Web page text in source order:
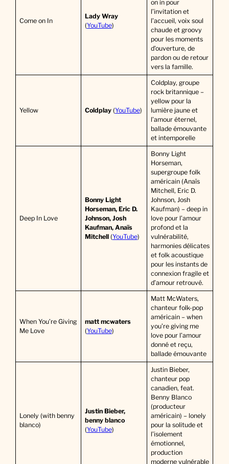
Come on In
Lady Wray
(YouTube)
on in pour
l’invitation et
l’accueil, voix soul
chaude et groovy
pour les moments
d’ouverture, de
pardon ou de retour
vers la famille.
Yellow Coldplay(YouTube)
Coldplay, groupe
rock britannique –
yellow pour la
lumière jaune et
l’amour éternel,
ballade émouvante
et intemporelle
Deep In Love
Bonny Light
Horseman, Eric D.
Johnson, Josh
Kaufman, Anaïs
Mitchell(YouTube)
Bonny Light
Horseman,
supergroupe folk
américain (Anaïs
Mitchell, Eric D.
Johnson, Josh
Kaufman) – deep in
love pour l’amour
profond et la
vulnérabilité,
harmonies délicates
et folk acoustique
pour les instants de
connexion fragile et
d’amour retrouvé.
When You’re Giving
Me Love
matt mcwaters
(YouTube)
Matt McWaters,
chanteur folk-pop
américain – when
you’re giving me
love pour l’amour
donné et reçu,
ballade émouvante
Lonely (with benny
blanco)
Justin Bieber,
benny blanco
(YouTube)
Justin Bieber,
chanteur pop
canadien, feat.
Benny Blanco
(producteur
américain) – lonely
pour la solitude et
l’isolement
émotionnel,
production
moderne vulnérable